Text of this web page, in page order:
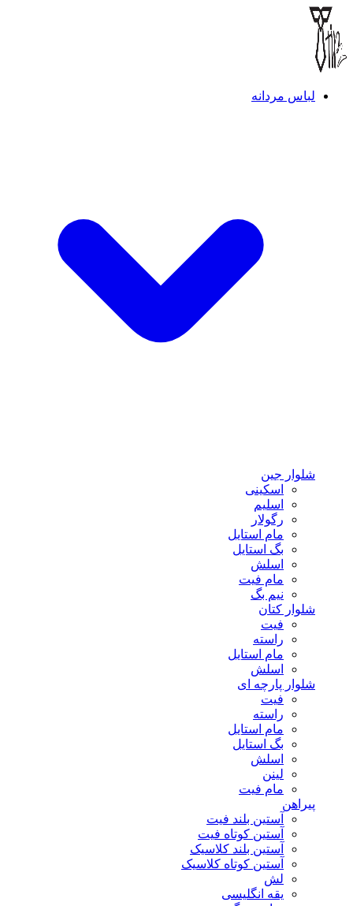
لباس مردانه
شلوار جین
اسکینی
اسلیم
رگولار
مام استایل
بگ استایل
اسلش
مام فیت
نیم بگ
شلوار کتان
فیت
راسته
مام استایل
اسلش
شلوار پارچه ای
فیت
راسته
مام استایل
بگ استایل
اسلش
لینن
مام فیت
پیراهن
آستین بلند فیت
آستین کوتاه فیت
آستین بلند کلاسیک
آستین کوتاه کلاسیک
لش
یقه انگلیسی